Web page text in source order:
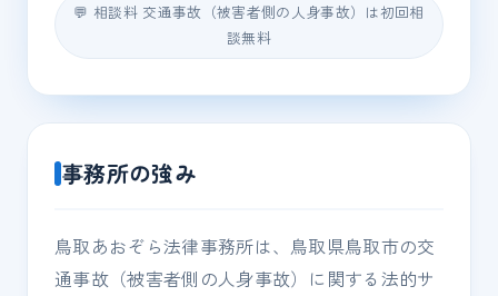
💬 相談料 交通事故（被害者側の人身事故）は初回相
談無料
事務所の強み
鳥取あおぞら法律事務所は、鳥取県鳥取市の交
通事故（被害者側の人身事故）に関する法的サ